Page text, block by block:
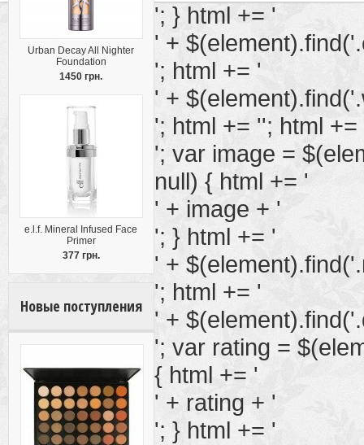
Urban Decay All Nighter
Foundation
1450 грн.
e.l.f. Mineral Infused Face
Primer
377 грн.
Новые поступления
'; } html += '
' +
'; html += '
' +
'; html += ''; html +=
'; var image =
null) { html += '
' + image + '
'; } html += '
' +
'; html += '
' +
'; var rating =
{ html += '
' + rating + '
'; } html += '